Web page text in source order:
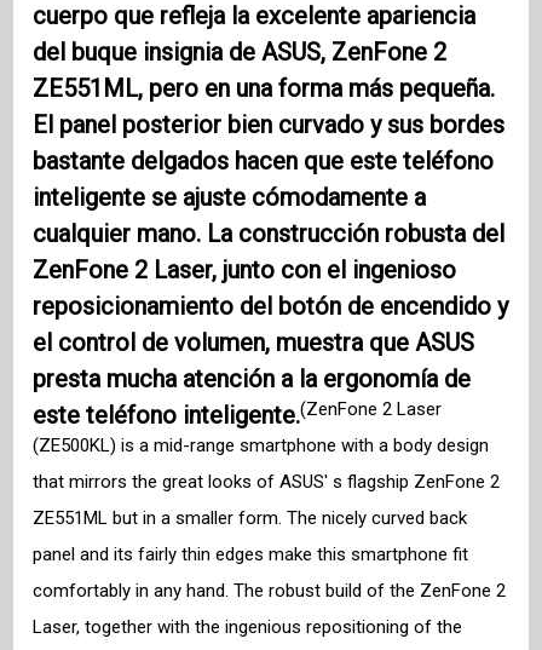
cuerpo que refleja la excelente apariencia
del buque insignia de ASUS, ZenFone 2
ZE551ML, pero en una forma más pequeña.
El panel posterior bien curvado y sus bordes
bastante delgados hacen que este teléfono
inteligente se ajuste cómodamente a
cualquier mano. La construcción robusta del
ZenFone 2 Laser, junto con el ingenioso
reposicionamiento del botón de encendido y
el control de volumen, muestra que ASUS
presta mucha atención a la ergonomía de
este teléfono inteligente.(ZenFone 2 Laser
(ZE500KL) is a mid-range smartphone with a body design
that mirrors the great looks of ASUS' s flagship ZenFone 2
ZE551ML but in a smaller form. The nicely curved back
panel and its fairly thin edges make this smartphone fit
comfortably in any hand. The robust build of the ZenFone 2
Laser, together with the ingenious repositioning of the